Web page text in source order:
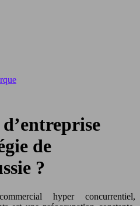
de
?
hyper concurrentiel,